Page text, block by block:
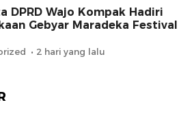
DPRD Wajo Kompak Hadiri
Gebyar Maradeka Festival
2 hari yang lalu